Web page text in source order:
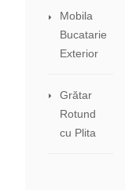
Mobila
Bucatarie
Exterior
Grătar
Rotund
cu Plita